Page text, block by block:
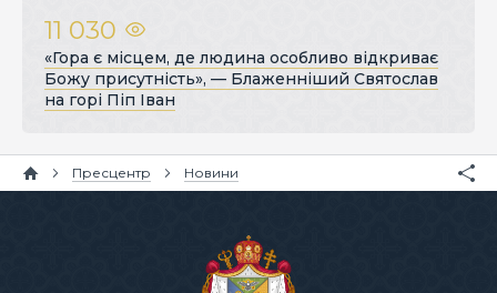
11 030
«Гора є місцем, де людина особливо відкриває
Божу присутність», — Блаженніший Святослав
на горі Піп Іван
Пресцентр Новини